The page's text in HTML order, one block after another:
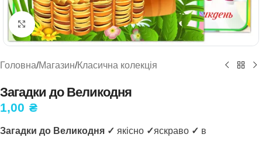
Натисніть, щоб збільшити
Головна/Магазин/Класична колекція
Загадки до Великодня
1,00 ₴
Загадки до Великодня ✓ якісно ✓яскраво ✓ в